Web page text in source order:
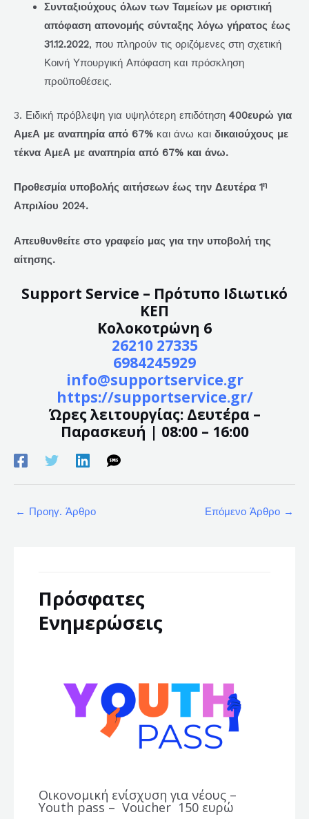
Συνταξιούχους όλων των Ταμείων με οριστική
απόφαση απονομής σύνταξης λόγω γήρατος έως
31.12.2022, που πληρούν τις οριζόμενες στη σχετική
Κοινή Υπουργική Απόφαση και πρόσκληση
προϋποθέσεις.
3. Ειδική πρόβλεψη για υψηλότερη επιδότηση 400ευρώ για
ΑμεΑ με αναπηρία από 67% και άνω και δικαιούχους με
τέκνα ΑμεΑ με αναπηρία από 67% και άνω.
Προθεσμία υποβολής αιτήσεων έως την Δευτέρα 1η
Απριλίου 2024.
Απευθυνθείτε στο γραφείο μας για την υποβολή της
αίτησης.
Support Service – Πρότυπο Ιδιωτικό
ΚΕΠ
Κολοκοτρώνη 6
26210 27335
6984245929
info@supportservice.gr
https://supportservice.gr/
Ώρες λειτουργίας: Δευτέρα –
Παρασκευή | 08:00 – 16:00
← Προηγ. Άρθρο Επόμενο Άρθρο →
Πρόσφατες
Ενημερώσεις
Οικονομική ενίσχυση για νέους –
Youth pass – Voucher 150 ευρώ